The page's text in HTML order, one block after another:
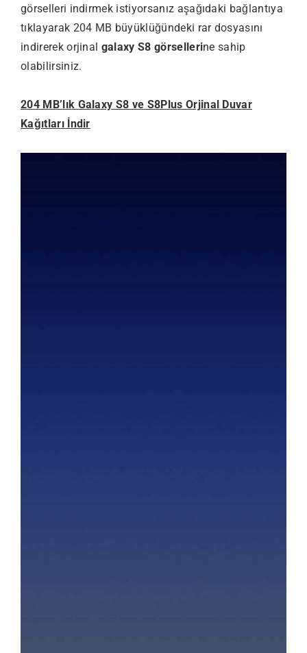
görselleri indirmek istiyorsanız aşağıdaki bağlantıya
tıklayarak 204 MB büyüklüğündeki rar dosyasını
indirerek orjinal galaxy S8 görsellerine sahip
olabilirsiniz.
204 MB’lık Galaxy S8 ve S8Plus Orjinal Duvar
Kağıtları İndir